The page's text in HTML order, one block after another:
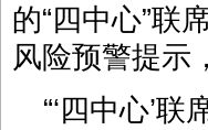
的“四中心”联
风险预警提示
“‘四中心’